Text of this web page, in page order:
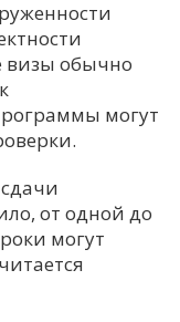
визы обычно
могут
от одной до
могут